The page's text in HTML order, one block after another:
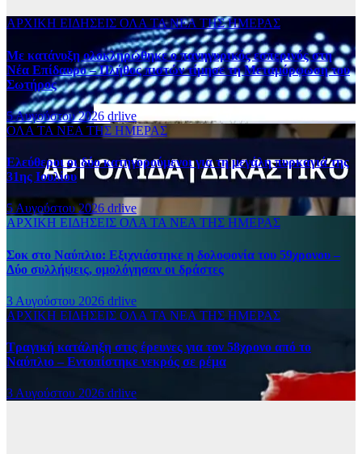
ΑΡΧΙΚΗ ΕΙΔΗΣΕΙΣ ΟΛΑ ΤΑ ΝΕΑ ΤΗΣ ΗΜΕΡΑΣ
Με κατάνυξη ολοκληρώθηκε ο πανηγυρικός εσπερινός στη
Νέα Επίδαυρο – Πλήθος πιστών τίμησε τη Μεταμόρφωση του
Σωτήρος
5 Αυγούστου 2026 drlive
ΟΛΑ ΤΑ ΝΕΑ ΤΗΣ ΗΜΕΡΑΣ
Ελεύθεροι οι δύο κατηγορούμενοι για τη μεγάλη πυρκαγιά της
31ης Ιουλίου
5 Αυγούστου 2026 drlive
ΑΡΧΙΚΗ ΕΙΔΗΣΕΙΣ ΟΛΑ ΤΑ ΝΕΑ ΤΗΣ ΗΜΕΡΑΣ
Σοκ στο Ναύπλιο: Εξιχνιάστηκε η δολοφονία του 59χρονου –
Δύο συλλήψεις, ομολόγησαν οι δράστες
3 Αυγούστου 2026 drlive
ΑΡΧΙΚΗ ΕΙΔΗΣΕΙΣ ΟΛΑ ΤΑ ΝΕΑ ΤΗΣ ΗΜΕΡΑΣ
Τραγική κατάληξη στις έρευνες για τον 58χρονο από το
Ναύπλιο – Εντοπίστηκε νεκρός σε ρέμα
3 Αυγούστου 2026 drlive